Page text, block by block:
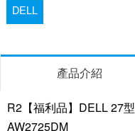
DELL
產品介紹
R2【福利品】DELL 27
AW2725DM